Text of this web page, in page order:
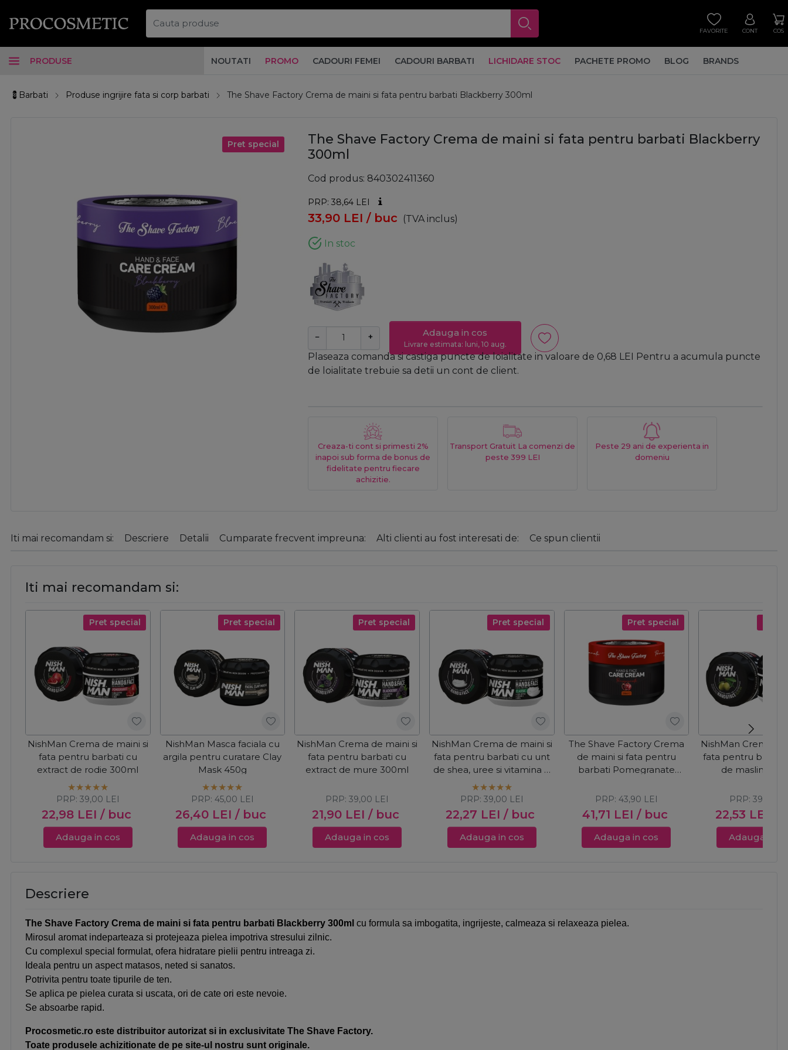
FAVORITE CONT COS
PRODUSE NOUTATI PROMO CADOURI FEMEI CADOURI BARBATI LICHIDARE STOC PACHETE PROMO BLOG BRANDS
💈Barbati Produse ingrijire fata si corp barbati The Shave Factory Crema de maini si fata pentru barbati Blackberry 300ml
Pret special
The Shave Factory Crema de maini si fata pentru barbati Blackberry
300ml
Cod produs 840302411360
PRP: 38,64 LEI
33,90 LEI / buc (TVA inclus)
In stoc
− + Adauga in cos
Livrare estimata: luni, 10 aug.
Plaseaza comanda si castiga puncte de loialitate in valoare de 0,68 LEI
Pentru a acumula puncte
de loialitate trebuie sa detii un cont de client.
Creaza-ti cont si primesti 2%
inapoi sub forma de bonus de
fidelitate pentru fiecare
achizitie.
Transport Gratuit La comenzi de
peste 399 LEI
Peste 29 ani de experienta in
domeniu
Iti mai recomandam si: Descriere Detalii Cumparate frecvent impreuna: Alti clienti au fost interesati de: Ce spun clientii
Iti mai recomandam si:
Pret special
NishMan Crema de maini si
fata pentru barbati cu
extract de rodie 300ml
22,98 LEI / buc
PRP: 39,00 LEI
Adauga in cos
Pret special
NishMan Masca faciala cu
argila pentru curatare Clay
Mask 450g
26,40 LEI / buc
PRP: 45,00 LEI
Adauga in cos
Pret special
NishMan Crema de maini si
fata pentru barbati cu
extract de mure 300ml
21,90 LEI / buc
PRP:39,00 LEI
Adauga in cos
Pret special
NishMan Crema de maini si
fata pentru barbati cu unt
de shea, uree si vitamina E
300ml
22,27 LEI / buc
PRP: 39,00 LEI
Adauga in cos
Pret special
The Shave Factory Crema
de maini si fata pentru
barbati Pomegranate
41,71 LEI / buc
PRP: 43,90 LEI
Adauga in cos
NishMan Crema
fata pentru
de masline
22,53 LEI
PRP:39,00
Adauga in
Descriere
The Shave Factory Crema de maini si fata pentru barbati Blackberry 300ml cu formula sa imbogatita, ingrijeste, calmeaza si relaxeaza pielea.
Mirosul aromat indeparteaza si protejeaza pielea impotriva stresului zilnic.
Cu complexul special formulat, ofera hidratare pielii pentru intreaga zi.
Ideala pentru un aspect matasos, neted si sanatos.
Potrivita pentru toate tipurile de ten.
Se aplica pe pielea curata si uscata, ori de cate ori este nevoie.
Se absoarbe rapid.
Procosmetic.ro este distribuitor autorizat si in exclusivitate The Shave Factory.
Toate produsele achizitionate de pe site-ul nostru sunt originale.